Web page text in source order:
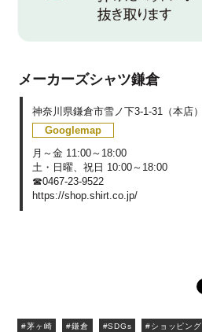
メーカーズシャツ鎌倉
神奈川県鎌倉市雪ノ下3-1-31（本店）
Googlemap
月～金 11:00～18:00
土・日曜、祝日 10:00～18:00
☎0467-23-9522
https://shop.shirt.co.jp/
#茅ヶ崎 #鎌倉 #SDGs #ショッピング